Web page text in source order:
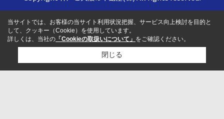
当サイトでは、お客様の当サイト利用状況把握、サービス向上検討を目的と
して、クッキー（Cookie）を使用しています。
詳しくは、当社の 「Cookieの取扱いについて」 をご確認ください。
閉じる